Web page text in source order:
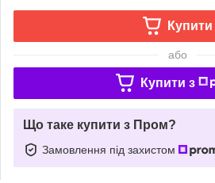
Купити
або
Купити з
Що таке купити з Пром?
Замовлення під захистом